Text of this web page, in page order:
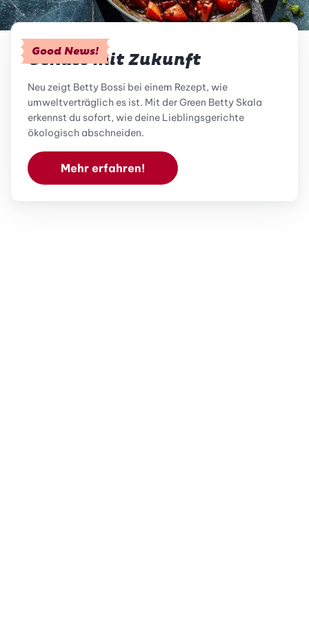
Good News!
Genuss mit Zukunft
Neu zeigt Betty Bossi bei einem Rezept, wie
umweltverträglich es ist. Mit der Green Betty Skala
erkennst du sofort, wie deine Lieblingsgerichte
ökologisch abschneiden.
Mehr erfahren!